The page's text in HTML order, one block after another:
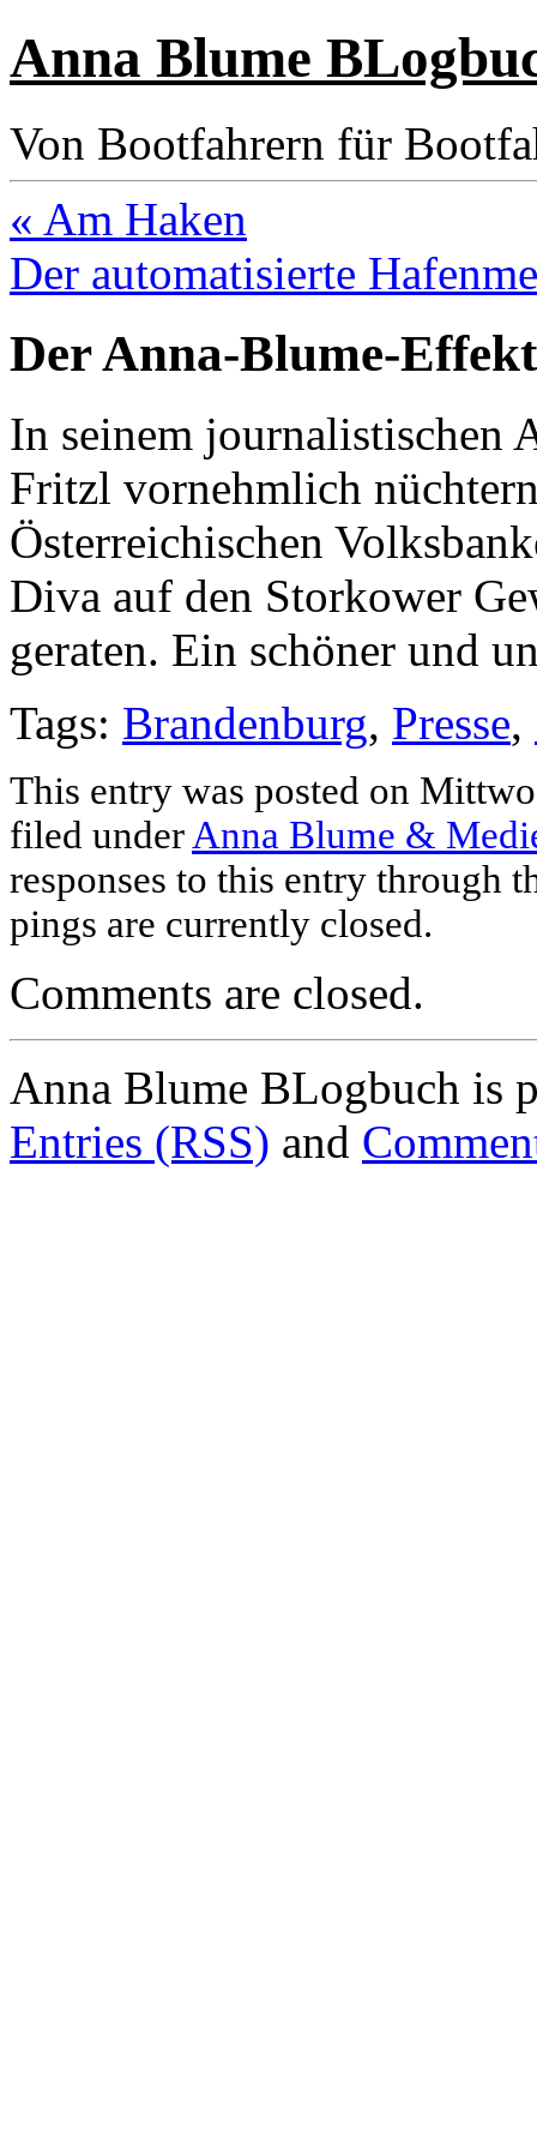
Anna Blume
Von Bootfahrern für
« Am Haken
Der automatisierte
Der Anna-Blume-Effekt
In seinem journalistischen
Fritzl vornehmlich
Österreichischen
Diva auf den Storkower
geraten. Ein schöner und
Tags: Brandenburg, Presse,
This entry was posted on
filed under Anna Blume &
responses to this entry through
pings are currently closed.
Comments are closed.
Anna Blume BLogbuch is
Entries (RSS) and